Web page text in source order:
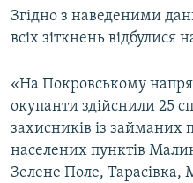
Усі сайти RFE/RL
Згідно з наведеними
всіх зіткнень
«На Покровському
окупанти здійснили 25
захисників із займаних
населених пунктів
Зелене Поле, Тарасівка,